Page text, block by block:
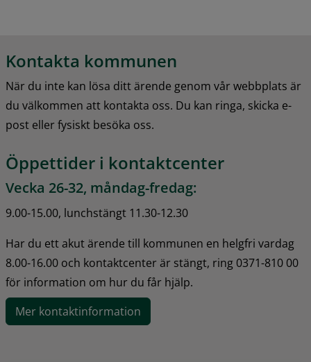
Kontakta kommunen
När du inte kan lösa ditt ärende genom vår webbplats är
du välkommen att kontakta oss. Du kan ringa, skicka e-
post eller fysiskt besöka oss.
Öppettider i kontaktcenter
Vecka 26-32, måndag-fredag:
9.00-15.00, lunchstängt 11.30-12.30
Har du ett akut ärende till kommunen en helgfri vardag
8.00-16.00 och kontaktcenter är stängt, ring 0371-810 00
för information om hur du får hjälp.
Mer kontaktinformation